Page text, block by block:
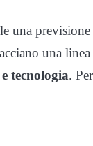
una previsione
una linea
tecnologia. Per